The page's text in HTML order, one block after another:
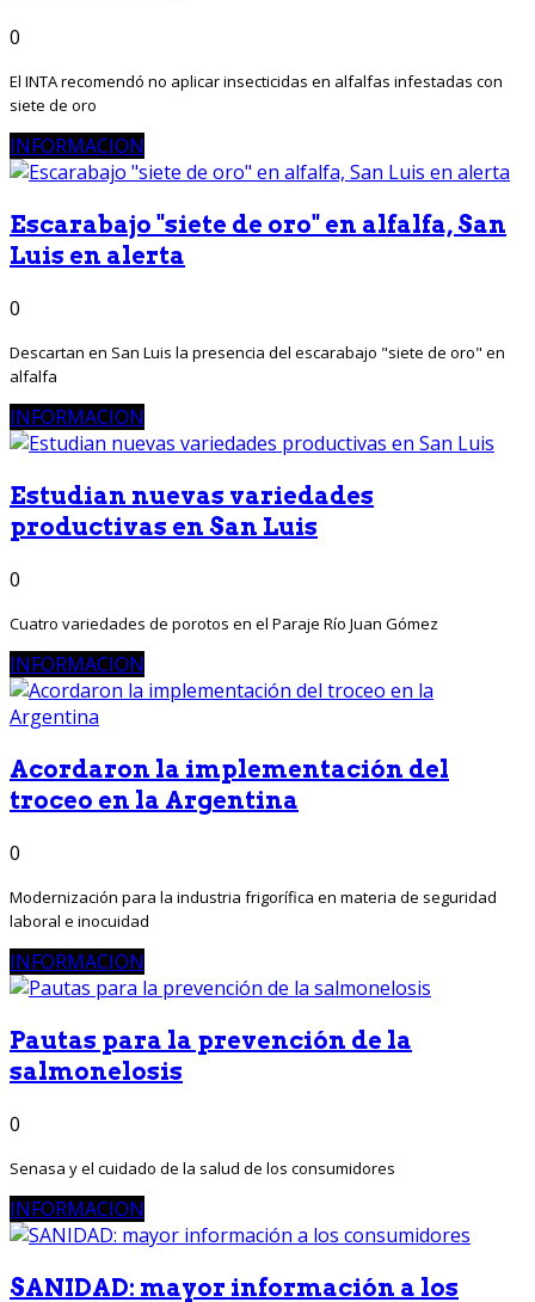
0
El INTA recomendó no aplicar insecticidas en alfalfas infestadas con
siete de oro
INFORMACION
Escarabajo "siete de oro" en alfalfa, San
Luis en alerta
0
Descartan en San Luis la presencia del escarabajo "siete de oro" en
alfalfa
INFORMACION
Estudian nuevas variedades
productivas en San Luis
0
Cuatro variedades de porotos en el Paraje Río Juan Gómez
INFORMACION
Acordaron la implementación del
troceo en la Argentina
0
Modernización para la industria frigorífica en materia de seguridad
laboral e inocuidad
INFORMACION
Pautas para la prevención de la
salmonelosis
0
Senasa y el cuidado de la salud de los consumidores
INFORMACION
SANIDAD: mayor información a los